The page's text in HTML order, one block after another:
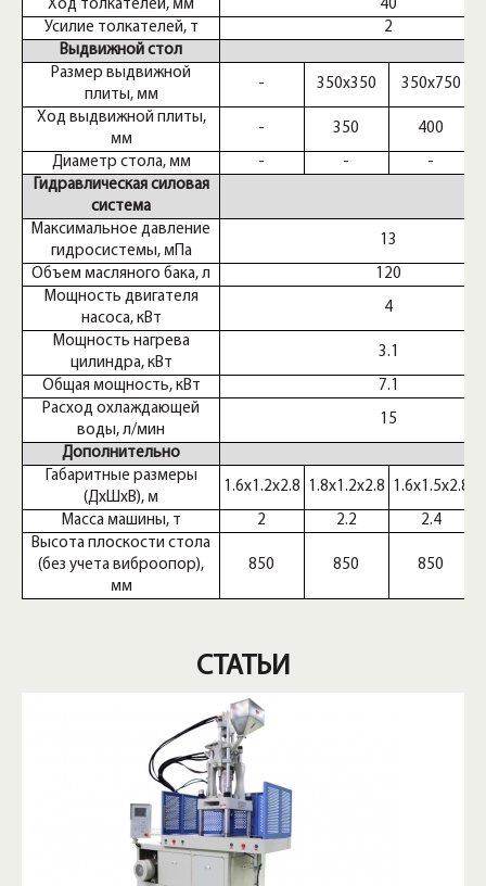
Ход толкателей, мм
Усилие толкателей, т
Выдвижной стол
Размер выдвижной
плиты, мм
Ход выдвижной плиты,
мм
Диаметр стола, мм
Гидравлическая силовая
система
Максимальное давление
гидросистемы, мПа
Объем масляного бака, л
Мощность двигателя
насоса, кВт
Мощность нагрева
цилиндра, кВт
Общая мощность, кВт
Расход охлаждающей
воды, л/мин
Дополнительно
Габаритные размеры
(ДxШxВ), м
Масса машины, т
Высота плоскости стола
(без учета виброопор),
мм
40
2
- 350х350 350х750
- 350 400
- - -
13
120
4
3.1
7.1
15
1.6х1.2х2.8 1.8х1.2х2.8 1.6х1.5х2.8
2 2.2 2.4
850 850 850
СТАТЬИ